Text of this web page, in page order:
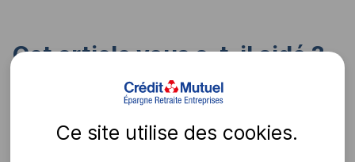
Cet article vous a-t-il aidé ?
Oui Non
Ce site utilise des cookies.